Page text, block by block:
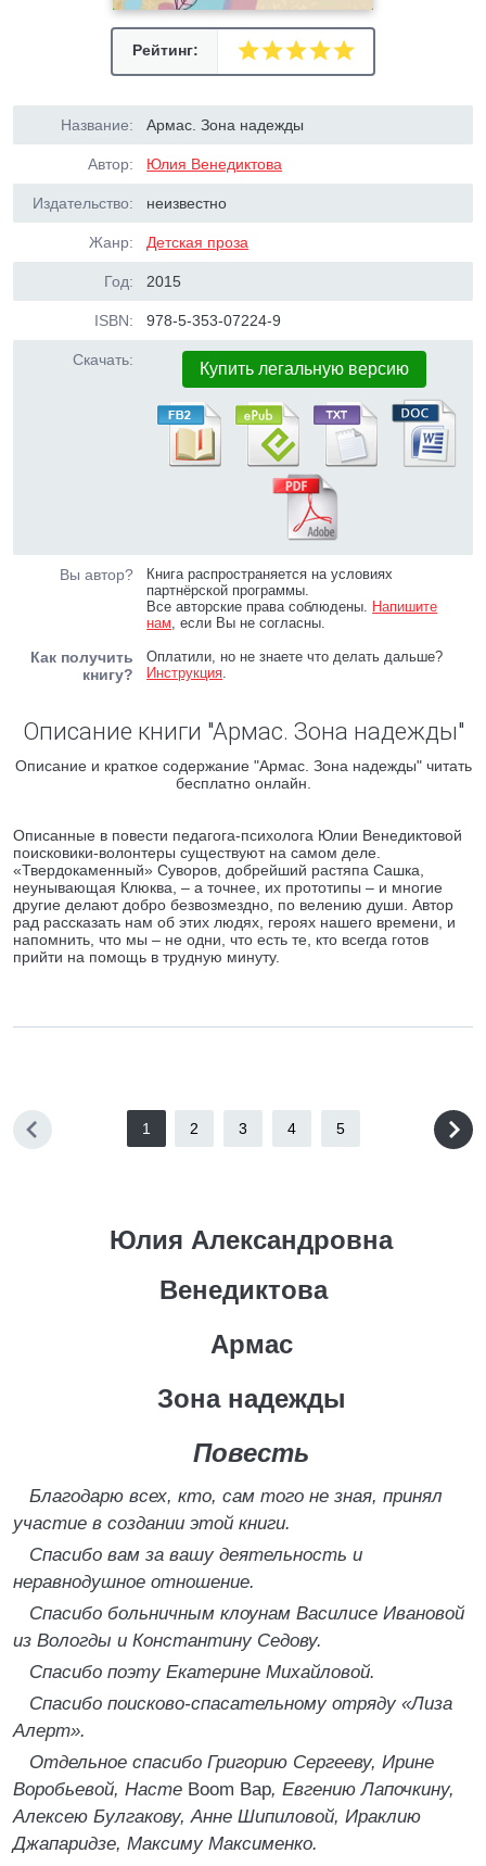
Рейтинг:
Название: Армас. Зона надежды
Автор: Юлия Венедиктова
Издательство: неизвестно
Жанр: Детская проза
Год: 2015
ISBN: 978-5-353-07224-9
Скачать: Купить легальную версию
Вы автор?
Книга распространяется на условиях
партнёрской программы.
Все авторские права соблюдены. Напишите
нам, если Вы не согласны.
Как получить
книгу?
Оплатили, но не знаете что делать дальше?
Инструкция.
Описание книги "Армас. Зона надежды"
Описание и краткое содержание "Армас. Зона надежды" читать
бесплатно онлайн.
Описанные в повести педагога-психолога Юлии Венедиктовой
поисковики-волонтеры существуют на самом деле.
«Твердокаменный» Суворов, добрейший растяпа Сашка,
неунывающая Клюква, – а точнее, их прототипы – и многие
другие делают добро безвозмездно, по велению души. Автор
рад рассказать нам об этих людях, героях нашего времени, и
напомнить, что мы – не одни, что есть те, кто всегда готов
прийти на помощь в трудную минуту.
1 2 3 4 5
Юлия Александровна
Венедиктова
Армас
Зона надежды
Повесть
Благодарю всех, кто, сам того не зная, принял
участие в создании этой книги.
Спасибо вам за вашу деятельность и
неравнодушное отношение.
Спасибо больничным клоунам Василисе Ивановой
из Вологды и Константину Седову.
Спасибо поэту Екатерине Михайловой.
Спасибо поисково-спасательному отряду «Лиза
Алерт».
Отдельное спасибо Григорию Сергееву, Ирине
Воробьевой, Насте Boom Bap, Евгению Лапочкину,
Алексею Булгакову, Анне Шипиловой, Ираклию
Джапаридзе, Максиму Максименко.